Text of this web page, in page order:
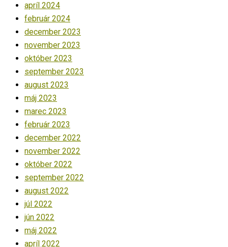
apríl 2024
február 2024
december 2023
november 2023
október 2023
september 2023
august 2023
máj 2023
marec 2023
február 2023
december 2022
november 2022
október 2022
september 2022
august 2022
júl 2022
jún 2022
máj 2022
apríl 2022